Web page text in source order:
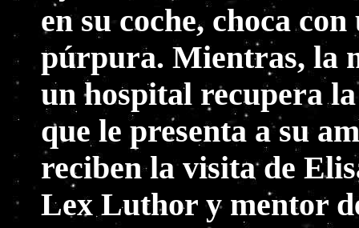
en su coche, choca
púrpura. Mientras, la
un hospital recupera
que le presenta a su
reciben la visita de
Lex Luthor y mentor